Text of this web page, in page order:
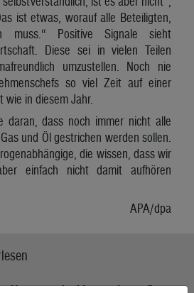
ist etwas, worauf alle Beteiligten,
muss.“ Positive Signale sieht
Diese sei in vielen Teilen
umzustellen. Noch nie
so viel Zeit auf einer
wie in diesem Jahr.
daran, dass noch immer nicht alle
und Öl gestrichen werden sollen.
die wissen, dass wir
einfach nicht damit aufhören
APA/dpa